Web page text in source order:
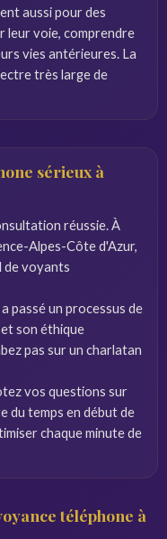
aussi pour des
leur voie, comprendre
vies antérieures. La
très large de
sérieux à
réussie. À
Alpes-Côte d'Azur,
de voyants
passé un processus de
son éthique
pas sur un charlatan
vos questions sur
du temps en début de
chaque minute de
téléphone à